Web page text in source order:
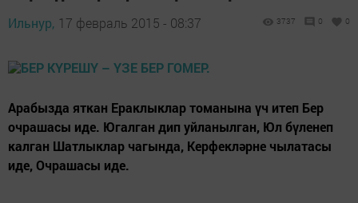
Ильнур, 17 февраль 2015 - 08:37 3737 0 0
Арабызда яткан Ераклыклар томанына үч итеп Бер
очрашасы иде. Югалган дип уйланылган, Юл бүленеп
калган Шатлыклар чагында, Керфекләрне чылатасы
иде, Очрашасы иде.